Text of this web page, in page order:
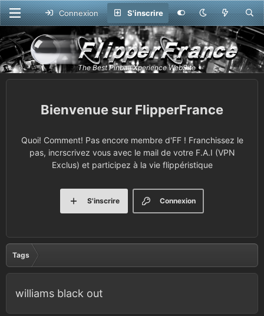
Connexion S'inscrire
FlipperFrance
Quoi! Comment! Pas encore membre d'FF ! Franchissez le
pas, incrscrivez vous avec le mail de votre F.A.I (VPN
Exclus) et participez à la vie flippéristique
Connexion
S'inscrire
Tags
williams black out